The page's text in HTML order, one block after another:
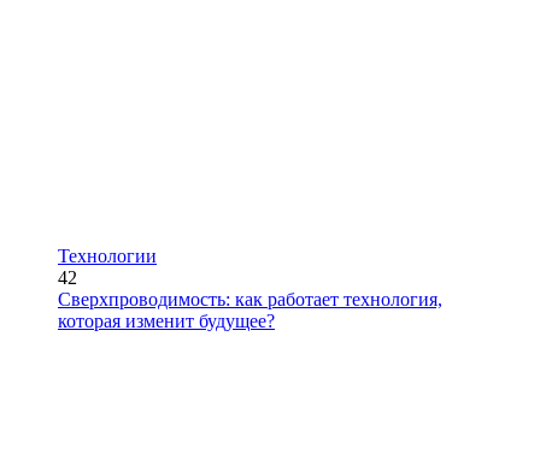
Технологии
42
Сверхпроводимость: как работает технология,
которая изменит будущее?